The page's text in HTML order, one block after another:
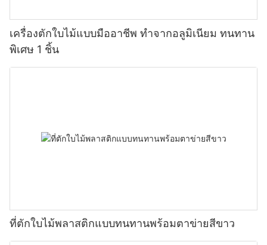
เครื่องตักใบไม้แบบมืออาชีพ ทำจากอลูมิเนียม ทนทาน
พิเศษ 1 ชิ้น
ที่ตักใบไม้พลาสติกแบบทนทานพร้อมตาข่ายสีขาว